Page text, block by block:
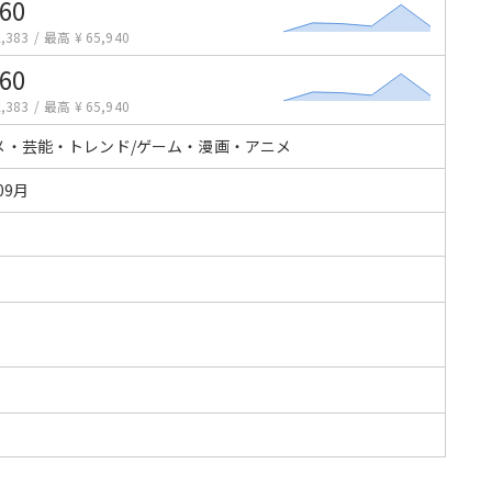
/ 最高 ¥ 65,940
/ 最高 ¥ 65,940
・芸能・トレンド/ゲーム・漫画・アニメ
月